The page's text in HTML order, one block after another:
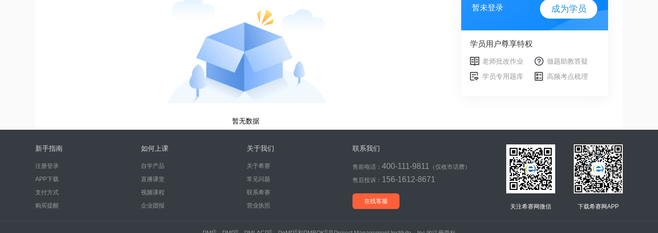
暂无数据
暂未登录 成为学员
学员用户尊享特权
老师批改作业
做题助教答疑
学员专用题库
高频考点梳理
新手指南
注册登录
APP下载
支付方式
购买提醒
如何上课
自学产品
直播课堂
视频课程
企业团报
关于我们
关于希赛
常见问题
联系希赛
营业执照
联系我们
售前电话： 400-111-9811 （仅收市话费）
售后投诉： 156-1612-8671
在线客服
关注希赛网微信 下载希赛网APP
® ® ® ® ®